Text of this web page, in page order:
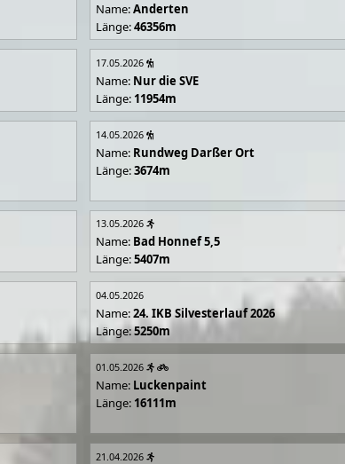
Name:Anderten
Länge:46356m
17.05.2026
Name: Nur die SVE
Länge: 11954m
14.05.2026
Name: Rundweg Darßer Ort
Länge:3674m
13.05.2026
Name: Bad Honnef 5,5
Länge:5407m
04.05.2026
Name:24. IKB Silvesterlauf 2026
Länge:5250m
01.05.2026
Name: Luckenpaint
Länge: 16111m
21.04.2026